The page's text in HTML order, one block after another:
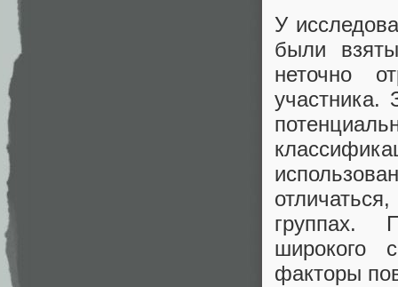
У
были
неточно
участника.
группах.
широкого
факторы